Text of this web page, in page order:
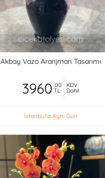
Akbay Vazo Aranjman Tasarımı
3960 ,00
TL
KDV
Dahil
İstanbul'a Aynı Gün